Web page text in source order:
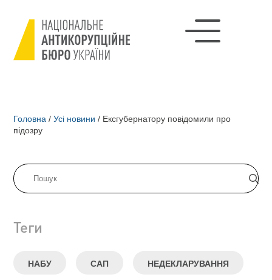
Головна / Усі новини / Ексгубернатору повідомили про
підозру
Теги
НАБУ САП НЕДЕКЛАРУВАННЯ